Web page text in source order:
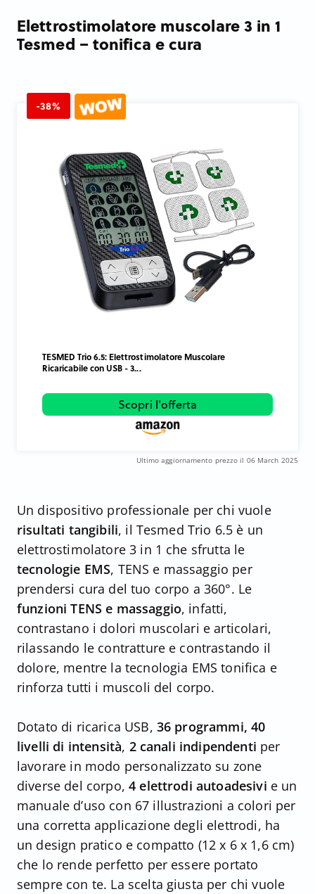
Elettrostimolatore muscolare 3 in 1
Tesmed – tonifica e cura
-38%
TESMED Trio 6.5: Elettrostimolatore Muscolare
Ricaricabile con USB - 3...
Scopri l'offerta
Ultimo aggiornamento prezzo il 06 March 2025
Un dispositivo professionale per chi vuole
risultati tangibili, il Tesmed Trio 6.5 è un
elettrostimolatore 3 in 1 che sfrutta le
tecnologie EMS, TENS e massaggio per
prendersi cura del tuo corpo a 360°. Le
funzioni TENS e massaggio, infatti,
contrastano i dolori muscolari e articolari,
rilassando le contratture e contrastando il
dolore, mentre la tecnologia EMS tonifica e
rinforza tutti i muscoli del corpo.
Dotato di ricarica USB, 36 programmi, 40
livelli di intensità, 2 canali indipendenti per
lavorare in modo personalizzato su zone
diverse del corpo,4 elettrodi autoadesivi e un
manuale d’uso con 67 illustrazioni a colori per
una corretta applicazione degli elettrodi, ha
un design pratico e compatto (12 x 6 x 1,6 cm)
che lo rende perfetto per essere portato
sempre con te. La scelta giusta per chi vuole